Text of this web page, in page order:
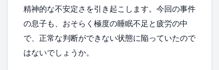
精神的な不安定さを引き起こします。今回の事件
の息子も、おそらく極度の睡眠不足と疲労の中
で、正常な判断ができない状態に陥っていたので
はないでしょうか。